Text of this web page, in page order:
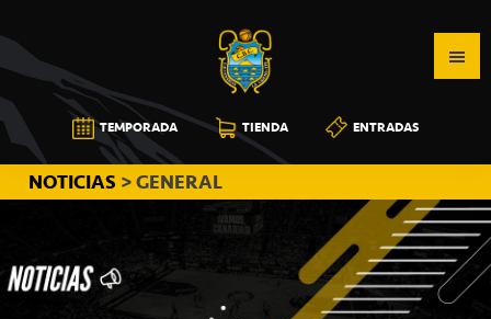
a
la
navegación
principal
al
contenido
principal
a
la
barra
lateral
principal
CB
CANARIAS
TEMPORADA TIENDA ENTRADAS
NOTICIAS > GENERAL